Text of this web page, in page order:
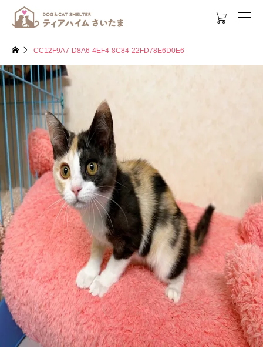

CC12F9A7-D8A6-4EF4-8C84-22FD78E6D0E6